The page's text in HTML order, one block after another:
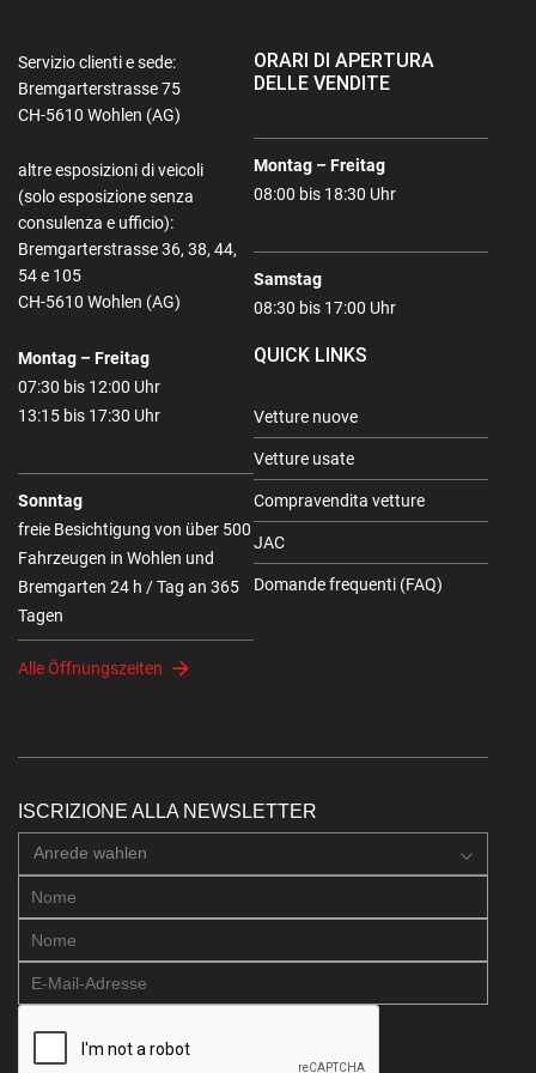
Servizio clienti e sede:
Bremgarterstrasse 75
CH-5610 Wohlen (AG)
altre esposizioni di veicoli
(solo esposizione senza
consulenza e ufficio):
Bremgarterstrasse 36, 38, 44,
54 e 105
CH-5610 Wohlen (AG)
ORARI DI APERTURA
DELLE VENDITE
Montag – Freitag
08:00 bis 18:30 Uhr
Samstag
08:30 bis 17:00 Uhr
Montag – Freitag
07:30 bis 12:00 Uhr
13:15 bis 17:30 Uhr
Sonntag
freie Besichtigung von über 500
Fahrzeugen in Wohlen und
Bremgarten 24 h / Tag an 365
Tagen
Alle Öffnungszeiten
QUICK LINKS
Vetture nuove
Vetture usate
Compravendita vetture
JAC
Domande frequenti (FAQ)
ISCRIZIONE ALLA NEWSLETTER
Anrede wahlen